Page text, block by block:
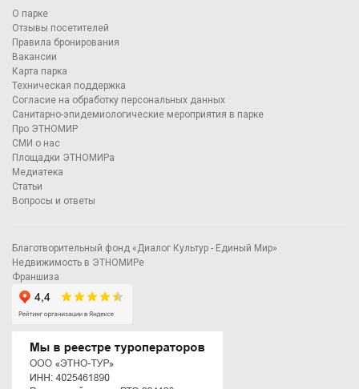
О парке
Отзывы посетителей
Правила бронирования
Вакансии
Карта парка
Техническая поддержка
Согласие на обработку персональных данных
Санитарно-эпидемиологические мероприятия в парке
Про ЭТНОМИР
СМИ о нас
Площадки ЭТНОМИРа
Медиатека
Статьи
Вопросы и ответы
Благотворительный фонд «Диалог Культур - Единый Мир»
Недвижимость в ЭТНОМИРе
Франшиза